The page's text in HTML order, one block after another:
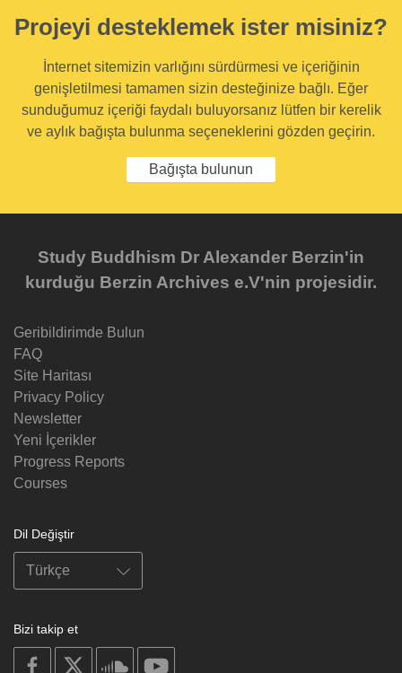
Projeyi desteklemek ister misiniz?
İnternet sitemizin varlığını sürdürmesi ve içeriğinin
genişletilmesi tamamen sizin desteğinize bağlı. Eğer
sunduğumuz içeriği faydalı buluyorsanız lütfen bir kerelik
ve aylık bağışta bulunma seçeneklerini gözden geçirin.
Bağışta bulunun
Study Buddhism Dr Alexander Berzin'in
kurduğu Berzin Archives e.V'nin projesidir.
Geribildirimde Bulun
FAQ
Site Haritası
Privacy Policy
Newsletter
Yeni İçerikler
Progress Reports
Courses
Dil Değiştir
Bizi takip et
on